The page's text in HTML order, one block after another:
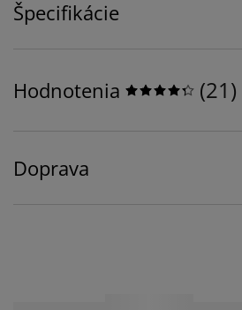
Špecifikácie
Hodnotenia (21)
Doprava